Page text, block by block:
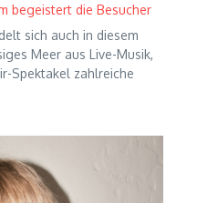
begeistert die Besucher
sich auch in diesem
Meer aus Live-Musik,
Spektakel zahlreiche